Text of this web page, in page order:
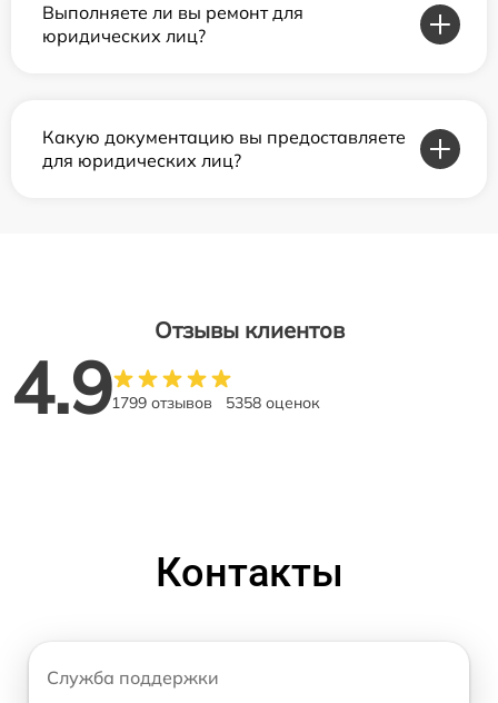
Выполняете ли вы ремонт для
юридических лиц?
Какую документацию вы предоставляете
для юридических лиц?
Отзывы клиентов
4.91799 отзывов 5358 оценок
Контакты
Служба поддержки